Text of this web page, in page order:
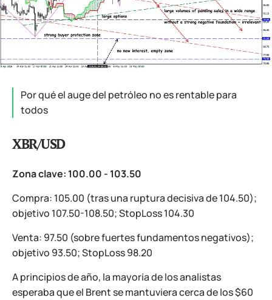
Por qué el auge del petróleo no es rentable para
todos
XBR/USD
Zona clave: 100.00 - 103.50
Compra: 105.00 (tras una ruptura decisiva de 104.50);
objetivo 107.50-108.50; StopLoss 104.30
Venta: 97.50 (sobre fuertes fundamentos negativos);
objetivo 93.50; StopLoss 98.20
A principios de año, la mayoría de los analistas
esperaba que el Brent se mantuviera cerca de los $60